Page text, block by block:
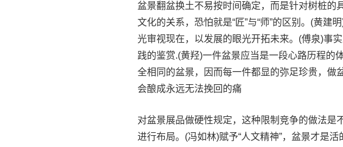
盆景翻盆换土不易按时间确定，而是针对树桩的
文化的关系，恐怕就是“匠”与“师”的区别。(黄
光审视现在，以发展的眼光开拓未来。(傅泉)事
践的鉴赏.(黄羟)一件盆景应当是一段心路历程的
全相同的盆景，因而每一件都显的弥足珍贵，做
会酿成永远无法挽回的痛
对盆景展品做硬性规定，这种限制竞争的做法
进行布局。(冯如林)赋予“人文精神”，盆景才是